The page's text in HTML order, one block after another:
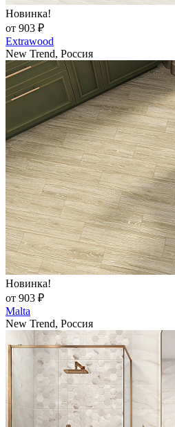
Новинка!
от 903 ₽
Extrawood
New Trend, Россия
Новинка!
от 903 ₽
Malta
New Trend, Россия